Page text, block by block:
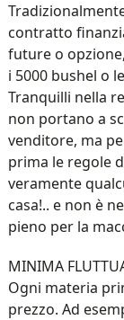
contratto
future o
i 5000 bushel o
Tranquilli nella
non portano a
venditore, ma
prima le regole
veramente
casa!.. e non è
pieno per la
MINIMA
Ogni materia
prezzo. Ad